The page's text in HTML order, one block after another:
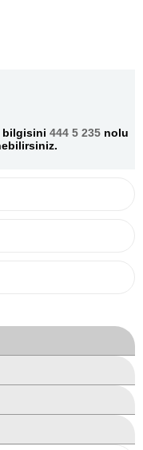
bilgisini 444 5 235 nolu